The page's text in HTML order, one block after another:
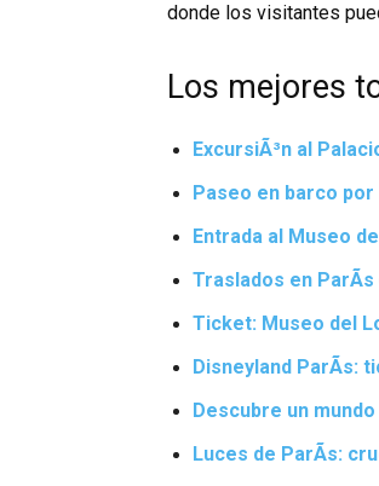
donde los visitantes
Los mejores
ExcursiÃ³n al
Paseo en barco por
Entrada al Museo
Traslados en ParÃ­s
Ticket: Museo del
Disneyland ParÃ­s:
Descubre un
Luces de ParÃ­s: